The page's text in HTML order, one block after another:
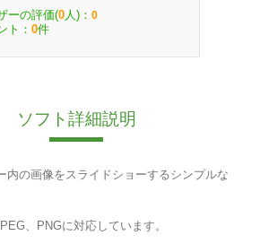
ーの評価(0 人)： 0
ト： 0件
ソフト詳細説明
内の画像をスライドショーするシンプルな
、PNGに対応しています。